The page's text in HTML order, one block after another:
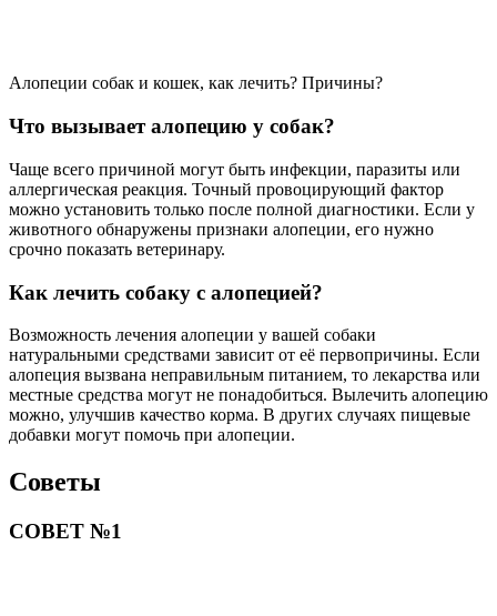
Алопеции собак и кошек, как лечить? Причины?
Что вызывает алопецию у собак?
Чаще всего причиной могут быть инфекции, паразиты или
аллергическая реакция. Точный провоцирующий фактор
можно установить только после полной диагностики. Если у
животного обнаружены признаки алопеции, его нужно
срочно показать ветеринару.
Как лечить собаку с алопецией?
Возможность лечения алопеции у вашей собаки
натуральными средствами зависит от её первопричины. Если
алопеция вызвана неправильным питанием, то лекарства или
местные средства могут не понадобиться. Вылечить алопецию
можно, улучшив качество корма. В других случаях пищевые
добавки могут помочь при алопеции.
Советы
СОВЕТ №1